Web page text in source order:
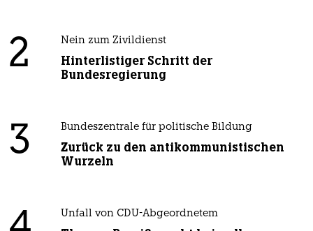
2 Nein zum Zivildienst
Hinterlistiger Schritt der
Bundesregierung
3 Bundeszentrale für politische Bildung
Zurück zu den antikommunistischen
Wurzeln
Unfall von CDU-Abgeordnetem